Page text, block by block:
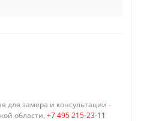
для замера и консультации -
области, +7 495 215-23-11